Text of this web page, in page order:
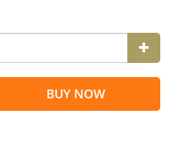
BUY NOW